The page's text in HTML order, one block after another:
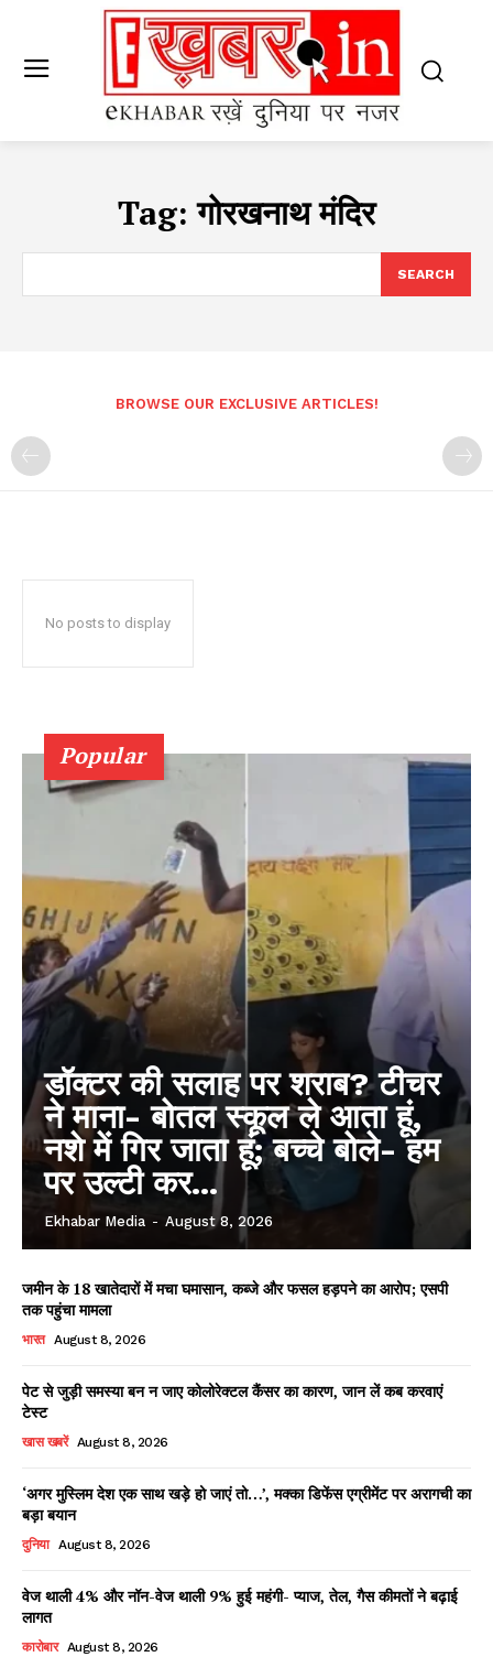
Tag:गोरखनाथ मंदिर
SEARCH
BROWSE OUR EXCLUSIVE ARTICLES!
No posts to display
Popular
डॉक्टर की सलाह पर शराब? टीचर
ने माना- बोतल स्कूल ले आता हूं,
नशे में गिर जाता हूं; बच्चे बोले- हम
पर उल्टी कर...
Ekhabar Media - August 8, 2026
जमीन के 18 खातेदारों में मचा घमासान, कब्जे और फसल हड़पने का आरोप; एसपी
तक पहुंचा मामला
भारत August 8, 2026
पेट से जुड़ी समस्या बन न जाए कोलोरेक्टल कैंसर का कारण, जान लें कब करवाएं
टेस्ट
खास खबरें August 8, 2026
‘अगर मुस्लिम देश एक साथ खड़े हो जाएं तो…’, मक्का डिफेंस एग्रीमेंट पर अरागची का
बड़ा बयान
दुनिया August 8, 2026
वेज थाली 4% और नॉन-वेज थाली 9% हुई महंगी- प्याज, तेल, गैस कीमतों ने बढ़ाई
लागत
कारोबार August 8, 2026